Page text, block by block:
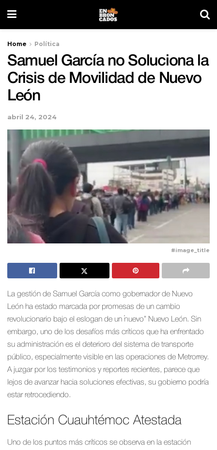
Home Política
Samuel García no Soluciona la
Crisis de Movilidad de Nuevo
León
abril 24, 2024
#image_title
La gestión de Samuel García como gobernador de Nuevo
León ha estado marcada por promesas de un cambio
revolucionario bajo el eslogan de un “nuevo” Nuevo León. Sin
embargo, uno de los desafíos más críticos que ha enfrentado
su administración es el deterioro del sistema de transporte
público, especialmente visible en las operaciones de Metrorrey.
A juzgar por los testimonios y reportes recientes, parece que
lejos de avanzar hacia soluciones efectivas, su gobierno podría
estar retrocediendo.
Estación Cuauhtémoc Atestada
Uno de los puntos más críticos se observa en la estación